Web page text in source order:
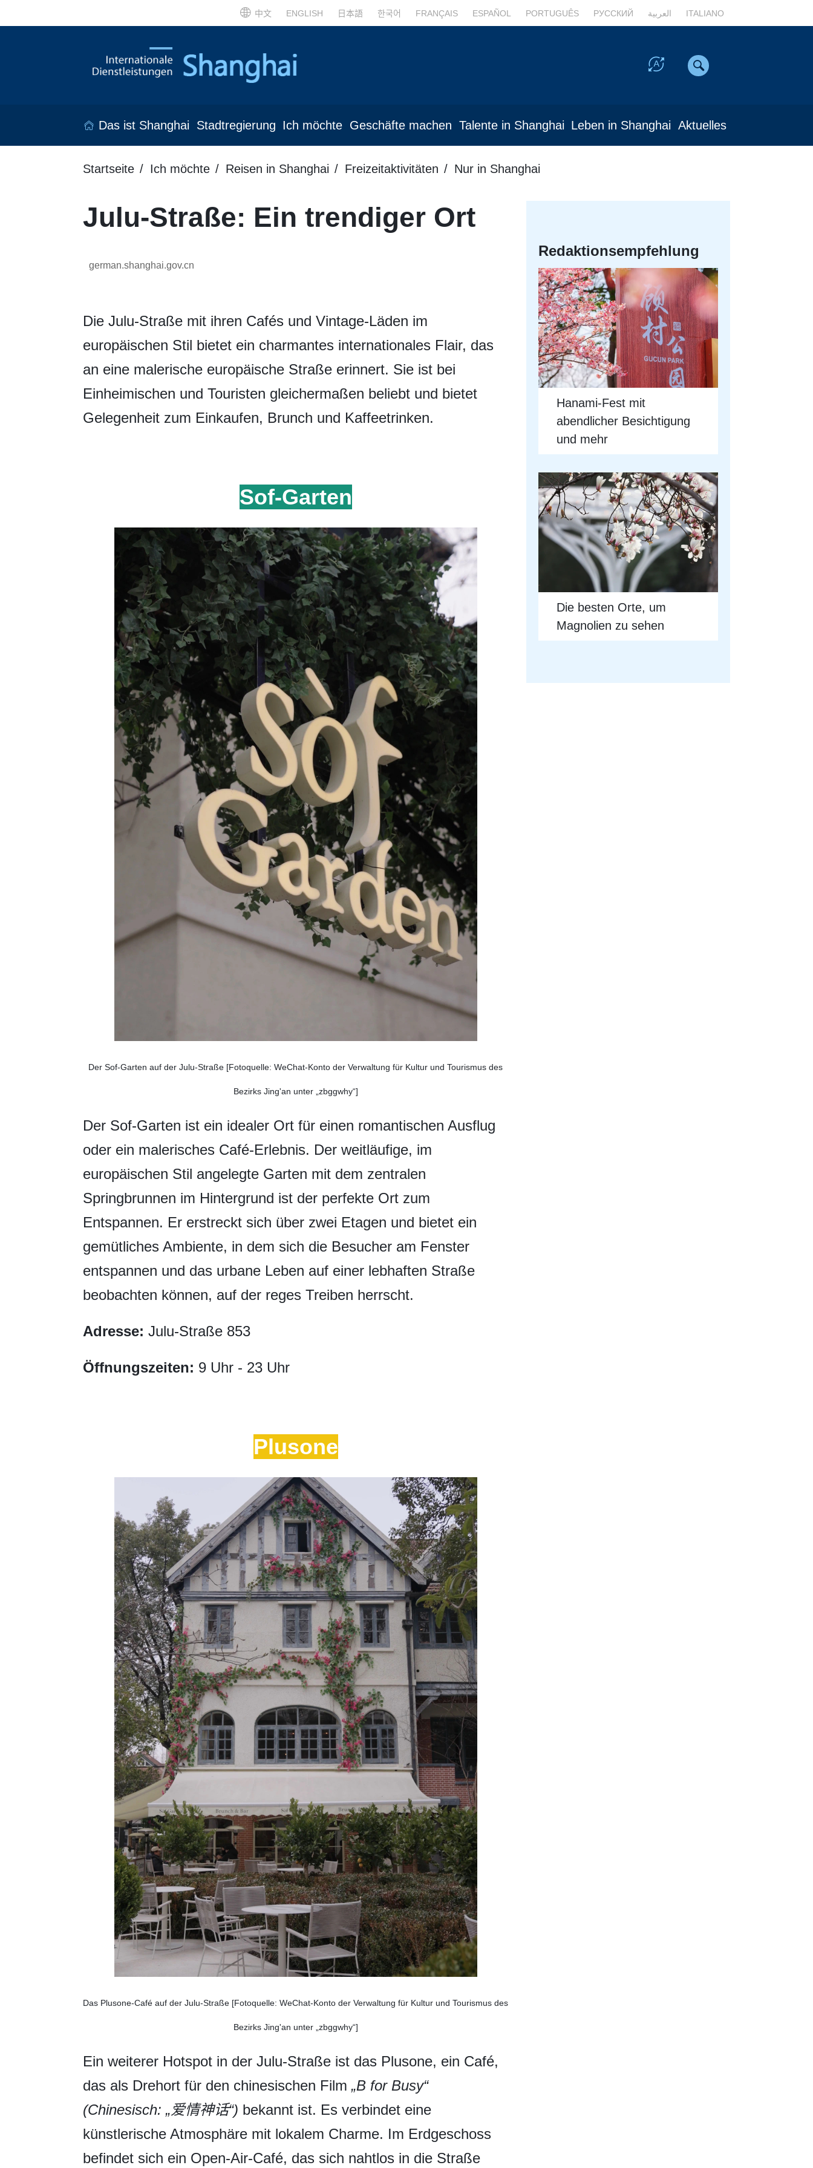
中文 ENGLISH 日本語 한국어 FRANÇAIS ESPAÑOL PORTUGUÊS РУССКИЙ العربية ITALIANO
Das ist Shanghai Stadtregierung Ich möchte Geschäfte machen Talente in Shanghai Leben in Shanghai Aktuelles
Startseite Ich möchte Reisen in Shanghai Freizeitaktivitäten Nur in Shanghai
Julu-Straße: Ein trendiger Ort
german.shanghai.gov.cn
Die Julu-Straße mit ihren Cafés und Vintage-Läden im
europäischen Stil bietet ein charmantes internationales Flair, das
an eine malerische europäische Straße erinnert. Sie ist bei
Einheimischen und Touristen gleichermaßen beliebt und bietet
Gelegenheit zum Einkaufen, Brunch und Kaffeetrinken.
Sof-Garten
Der Sof-Garten auf der Julu-Straße [Fotoquelle: WeChat-Konto der Verwaltung für Kultur und Tourismus des
Bezirks Jing'an unter „zbggwhy“]
Der Sof-Garten ist ein idealer Ort für einen romantischen Ausflug
oder ein malerisches Café-Erlebnis. Der weitläufige, im
europäischen Stil angelegte Garten mit dem zentralen
Springbrunnen im Hintergrund ist der perfekte Ort zum
Entspannen. Er erstreckt sich über zwei Etagen und bietet ein
gemütliches Ambiente, in dem sich die Besucher am Fenster
entspannen und das urbane Leben auf einer lebhaften Straße
beobachten können, auf der reges Treiben herrscht.
Adresse: Julu-Straße 853
Öffnungszeiten: 9 Uhr - 23 Uhr
Plusone
Das Plusone-Café auf der Julu-Straße [Fotoquelle: WeChat-Konto der Verwaltung für Kultur und Tourismus des
Bezirks Jing'an unter „zbggwhy“]
Ein weiterer Hotspot in der Julu-Straße ist das Plusone, ein Café,
das als Drehort für den chinesischen Film „B for Busy“
(Chinesisch: „爱情神话“) bekannt ist. Es verbindet eine
künstlerische Atmosphäre mit lokalem Charme. Im Erdgeschoss
befindet sich ein Open-Air-Café, das sich nahtlos in die Straße
Redaktionsempfehlung
Hanami-Fest mit
abendlicher Besichtigung
und mehr
Die besten Orte, um
Magnolien zu sehen